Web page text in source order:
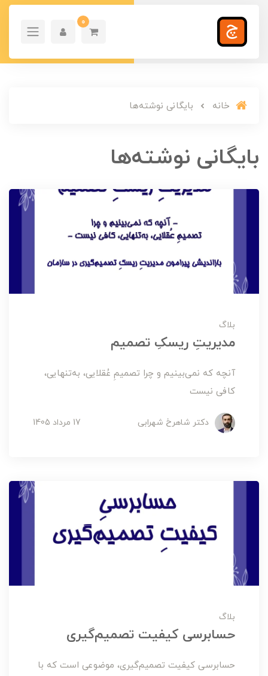
0
خانه بایگانی نوشته‌ها
بایگانی نوشته‌ها
بلاگ
مدیریتِ ریسکِ تصمیم
آنچه که نمی‌بینیم و چرا تصمیمِ عُقلایی، به‌تنهایی،
کافی نیست
دکتر شاهرخ شهرابی 17 مرداد 1405
بلاگ
حسابرسی کیفیت تصمیم‌گیری
حسابرسی کیفیت تصمیم‌گیری، موضوعی است که با